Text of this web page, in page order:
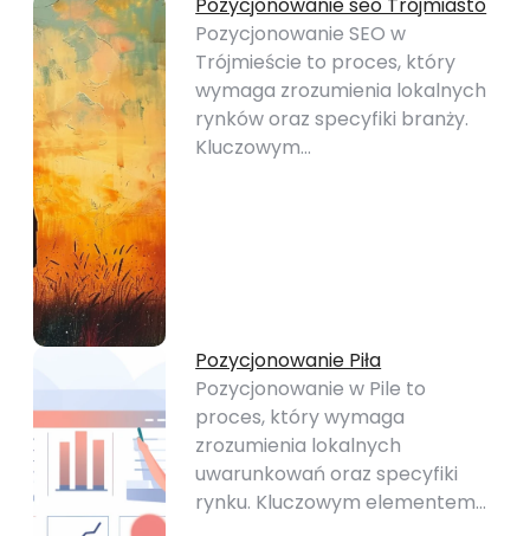
Pozycjonowanie SEO w
Trójmieście to proces, który
wymaga zrozumienia lokalnych
rynków oraz specyfiki branży.
Kluczowym…
Pozycjonowanie Piła
Pozycjonowanie w Pile to
proces, który wymaga
zrozumienia lokalnych
uwarunkowań oraz specyfiki
rynku. Kluczowym elementem…